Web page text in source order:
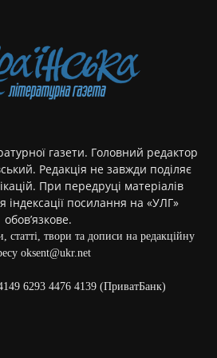
газети. Головний редактор
Редакція не завжди поділяє
При передруці матеріалів
індексації посилання на «УЛГ»
обов’язкове.
статті, твори та дописи на редакційну
oksent@ukr.net
6293 4476 4139 (ПриватБанк)